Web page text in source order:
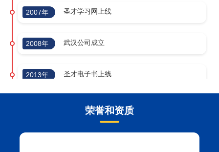
2007年 圣才学习网上线
2008年 武汉公司成立
2013年 圣才电子书上线
新三板挂牌荣誉和资质